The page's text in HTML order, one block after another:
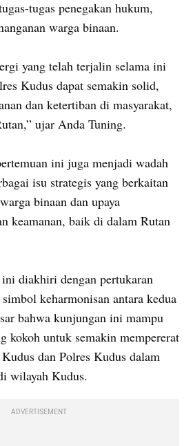
tugas penegakan hukum,
warga binaan.
Kudus dapat semakin solid,
dan ketertiban di masyarakat,
ujar Anda Tuning.
ini juga menjadi wadah
isu strategis yang berkaitan
binaan dan upaya
keamanan, baik di dalam Rutan
diakhiri dengan pertukaran
keharmonisan antara kedua
bahwa kunjungan ini mampu
kokoh untuk semakin mempererat
dan Polres Kudus dalam
wilayah Kudus.
ADVERTISEMENT